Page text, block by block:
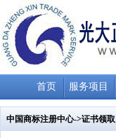
首页 服务项目
中国商标注册中心->证书领取